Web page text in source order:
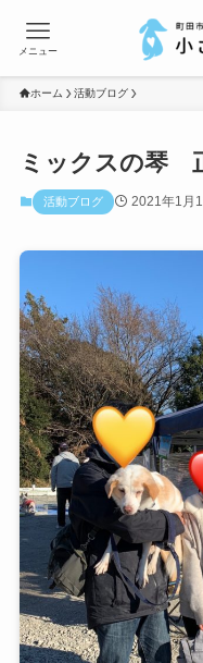
メニュー
ホーム 活動ブログ
ミックスの琴
活動ブログ 2021年1月